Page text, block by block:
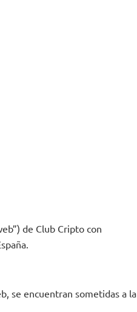
de Club Cripto con
se encuentran sometidas a la